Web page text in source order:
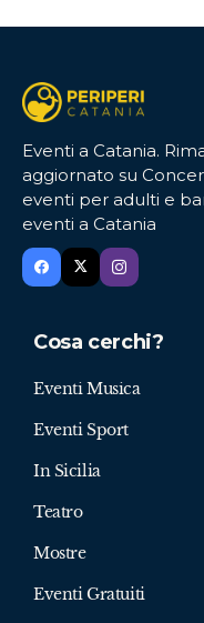
Eventi a Catania.
aggiornato su
eventi per adulti e
eventi a Catania
Cosa cerchi?
Eventi Musica
Eventi Sport
In Sicilia
Teatro
Mostre
Eventi Gratuiti